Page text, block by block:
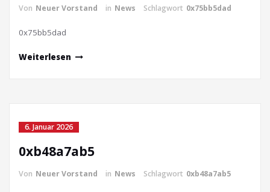
Von Neuer Vorstand in News Schlagwort 0x75bb5dad
0x75bb5dad
Weiterlesen
6. Januar 2026
0xb48a7ab5
Von Neuer Vorstand in News Schlagwort 0xb48a7ab5